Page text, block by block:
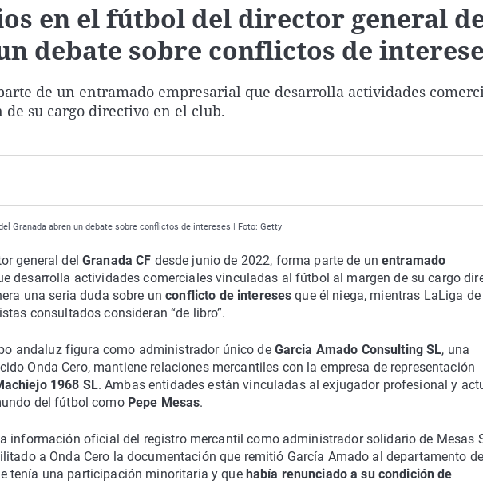
País Vasco
en el fútbol del director general
debate sobre conflictos de
de un entramado empresarial que desarrolla actividades
su cargo directivo en el club.
Granada abren un debate sobre conflictos de intereses | Foto: Getty
general delGranada CF desde junio de 2022, forma parte de unentramado
desarrolla actividades comerciales vinculadas al fútbol al margen de su cargo
una seria duda sobre un conflicto de intereses que él niega, mientras LaLiga de
consultados consideran “de libro”.
andaluz figura como administrador único de Garcia Amado Consulting SL, una
Onda Cero, mantiene relaciones mercantiles con la empresa de representación
1968 SL. Ambas entidades están vinculadas al exjugador profesional y
del fútbol como Pepe Mesas.
información oficial del registro mercantil como administrador solidario de Mesas
a Onda Cero la documentación que remitió García Amado al departamento de
tenía una participación minoritaria y que había renunciado a su condición de